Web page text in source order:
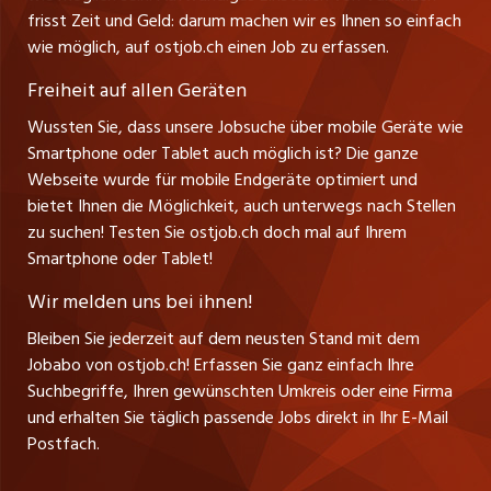
Management / Kader-Jobs
Top-Regionen
Jobline
Impressum
jobbern.ch
jobmittelland.ch
jobzüri.ch
schaffu.ch (VS)
ajourjob.ch
Tagblatt.ch
CH Media
Henrik Jasek
Leiter ostjob.ch
Fredy Pillinger
Christoph Walzl
Verkauf und Beratung
frisst Zeit und Geld: darum machen wir es Ihnen so einfach
wie möglich, auf ostjob.ch einen Job zu erfassen.
Freiheit auf allen Geräten
Wussten Sie, dass unsere Jobsuche über mobile Geräte wie
Smartphone oder Tablet auch möglich ist? Die ganze
Webseite wurde für mobile Endgeräte optimiert und
bietet Ihnen die Möglichkeit, auch unterwegs nach Stellen
zu suchen! Testen Sie ostjob.ch doch mal auf Ihrem
Smartphone oder Tablet!
Wir melden uns bei ihnen!
Bleiben Sie jederzeit auf dem neusten Stand mit dem
Jobabo von ostjob.ch! Erfassen Sie ganz einfach Ihre
Suchbegriffe, Ihren gewünschten Umkreis oder eine Firma
und erhalten Sie täglich passende Jobs direkt in Ihr E-Mail
Postfach.